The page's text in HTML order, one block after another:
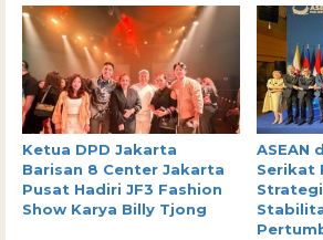
Ketua DPD Jakarta
Barisan 8 Center Jakarta
Pusat Hadiri JF3 Fashion
Show Karya Billy Tjong
ASEAN
Serikat